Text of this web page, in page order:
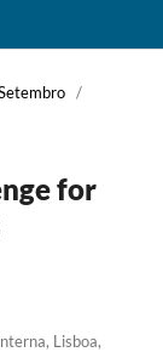
/
for
Lisboa,